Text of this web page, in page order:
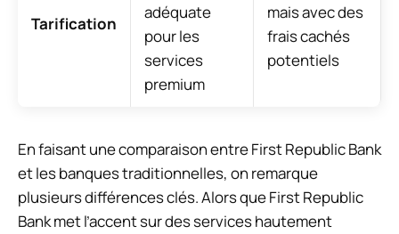
Tarification
adéquate
pour les
services
premium
mais avec des
frais cachés
potentiels
En faisant une comparaison entre First Republic Bank
et les banques traditionnelles, on remarque
plusieurs différences clés. Alors que First Republic
Bank met l’accent sur des services hautement